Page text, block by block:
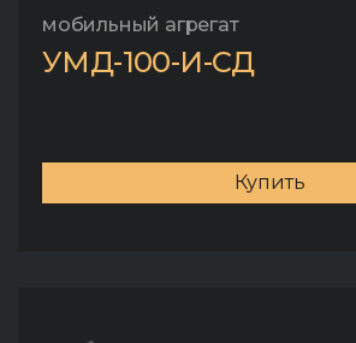
мобильный агрегат
УМД-100-И-СД
Купить